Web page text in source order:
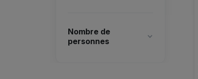
Nombre de
personnes